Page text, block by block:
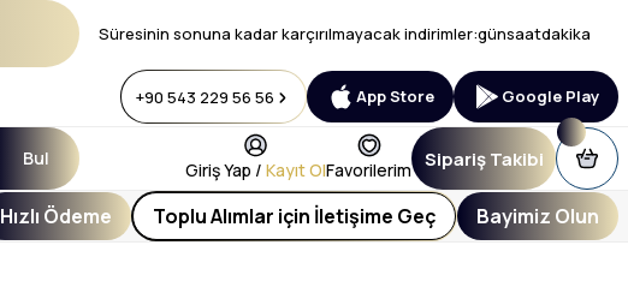
Süresinin sonuna kadar karçırılmayacak indirimler:günsaatdakika
+90 543 229 56 56 App Store Google Play
Bul
Giriş Yap / Kayıt OlFavorilerim Sipariş Takibi
Hızlı Ödeme Toplu Alımlar için İletişime Geç Bayimiz Olun